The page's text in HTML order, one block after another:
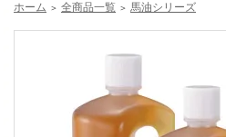
ホーム ＞ 全商品一覧 ＞ 馬油シリーズ